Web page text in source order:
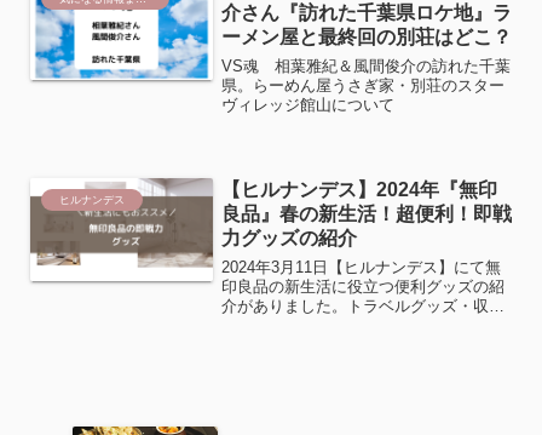
介さん『訪れた千葉県ロケ地』ラ
ーメン屋と最終回の別荘はどこ？
VS魂 相葉雅紀＆風間俊介の訪れた千葉
県。らーめん屋うさぎ家・別荘のスター
ヴィレッジ館山について
ヒルナンデス
【ヒルナンデス】2024年『無印
良品』春の新生活！超便利！即戦
力グッズの紹介
2024年3月11日【ヒルナンデス】にて無
印良品の新生活に役立つ便利グッズの紹
介がありました。トラベルグッズ・収納